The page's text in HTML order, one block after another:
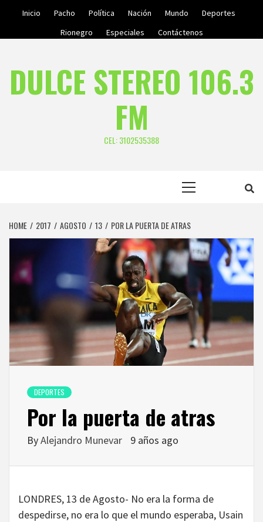
Inicio Pacho Política Nación Mundo
Deportes
Rionegro
Especiales Contáctenos
DULCE STEREO 106.3
FM
CEL: 3102535388
HOME 2017 AGOSTO 13 POR LA PUERTA DE ATRAS
DEPORTES
Por la puerta de atras
ByAlejandro Munevar 9 años ago
LONDRES, 13 de Agosto- No era la forma de
despedirse, no era lo que el mundo esperaba, Usain